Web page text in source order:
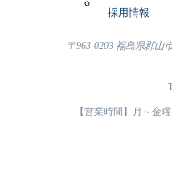
採用情報
〒963-0203 福島県郡
【営業時間】月～金